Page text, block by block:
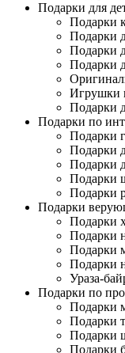
Подарки для
Подарки
Подарки
Подарки
Подарки
Игрушки
Подарки
Подарки по
Подарки
Подарки
Подарки
Подарки
Подарки
Подарки
Подарки
Подарки
Подарки
Подарки
Ураза-
Подарки по
Подарки
Подарки
Подарки
Подарки